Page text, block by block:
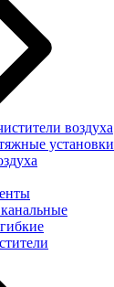
воздуха
установки